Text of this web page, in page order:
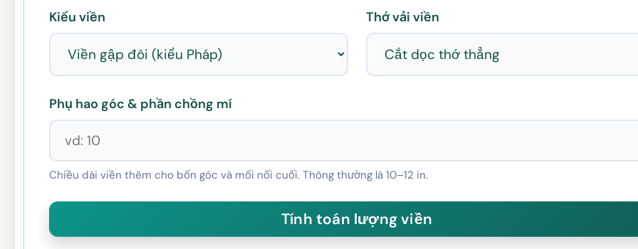
Kiểu viền Thớ vải viền
Phụ hao góc & phần chồng mí
Chiều dài viền thêm cho bốn góc và mối nối cuối. Thông thường là 10–12 in.